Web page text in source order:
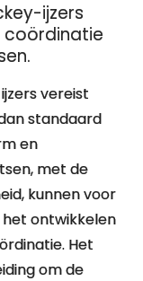
ijzers
coördinatie
vereist
standaard
en
met de
kunnen voor
ontwikkelen
Het
om de